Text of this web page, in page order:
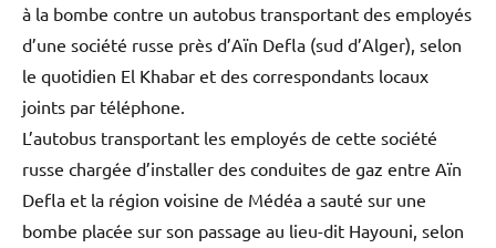
à la bombe contre un autobus transportant des employés
d’une société russe près d’Aïn Defla (sud d’Alger), selon
le quotidien El Khabar et des correspondants locaux
joints par téléphone.
L’autobus transportant les employés de cette société
russe chargée d’installer des conduites de gaz entre Aïn
Defla et la région voisine de Médéa a sauté sur une
bombe placée sur son passage au lieu-dit Hayouni, selon